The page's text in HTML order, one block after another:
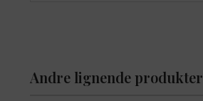
Andre lignende produkter